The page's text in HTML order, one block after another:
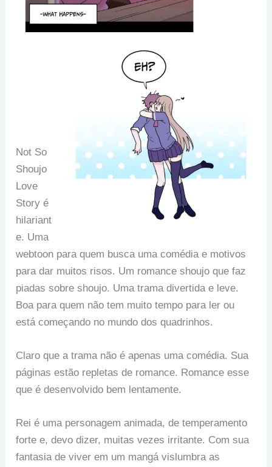
Not So
Shoujo
Love
Story é
hilariant
e. Uma
webtoon para quem busca uma comédia e motivos
para dar muitos risos. Um romance shoujo que faz
piadas sobre shoujo. Uma trama divertida e leve.
Boa para quem não tem muito tempo para ler ou
está começando no mundo dos quadrinhos.
Claro que a trama não é apenas uma comédia. Sua
páginas estão repletas de romance. Romance esse
que é desenvolvido bem lentamente.
Rei é uma personagem animada, de temperamento
forte e, devo dizer, muitas vezes irritante. Com sua
fantasia de viver em um mangá vislumbra as